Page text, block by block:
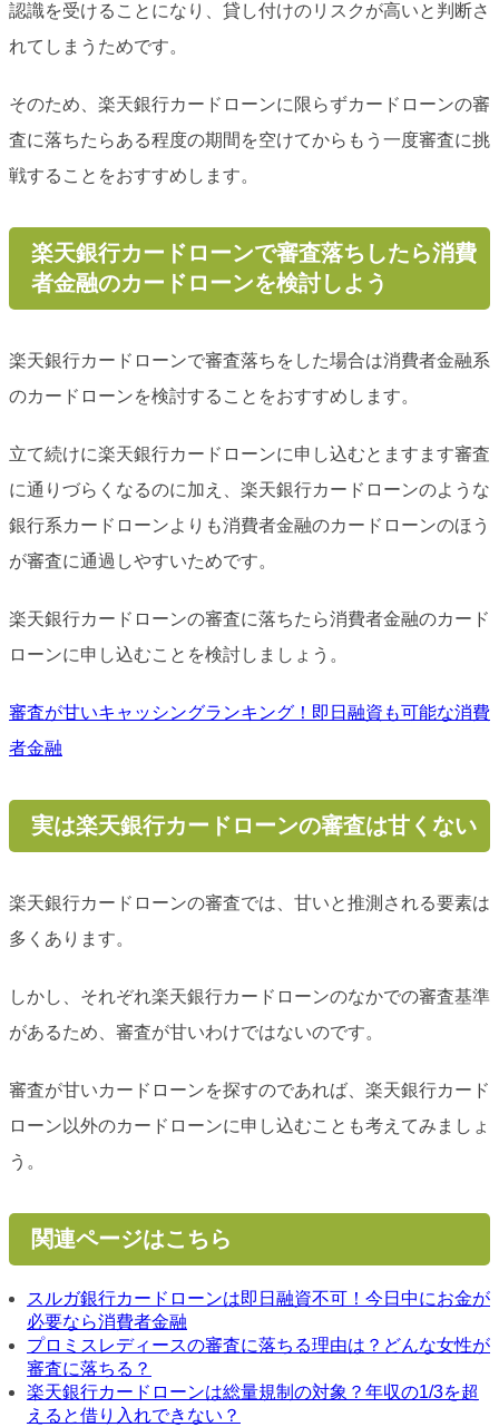
認識を受けることになり、貸し付けのリスクが高いと判断さ
れてしまうためです。
そのため、楽天銀行カードローンに限らずカードローンの審
査に落ちたらある程度の期間を空けてからもう一度審査に挑
戦することをおすすめします。
楽天銀行カードローンで審査落ちしたら消費
者金融のカードローンを検討しよう
楽天銀行カードローンで審査落ちをした場合は消費者金融系
のカードローンを検討することをおすすめします。
立て続けに楽天銀行カードローンに申し込むとますます審査
に通りづらくなるのに加え、楽天銀行カードローンのような
銀行系カードローンよりも消費者金融のカードローンのほう
が審査に通過しやすいためです。
楽天銀行カードローンの審査に落ちたら消費者金融のカード
ローンに申し込むことを検討しましょう。
審査が甘いキャッシングランキング！即日融資も可能な消費
者金融
実は楽天銀行カードローンの審査は甘くない
楽天銀行カードローンの審査では、甘いと推測される要素は
多くあります。
しかし、それぞれ楽天銀行カードローンのなかでの審査基準
があるため、審査が甘いわけではないのです。
審査が甘いカードローンを探すのであれば、楽天銀行カード
ローン以外のカードローンに申し込むことも考えてみましょ
う。
関連ページはこちら
スルガ銀行カードローンは即日融資不可！今日中にお金が
必要なら消費者金融
プロミスレディースの審査に落ちる理由は？どんな女性が
審査に落ちる？
楽天銀行カードローンは総量規制の対象？年収の1/3を超
えると借り入れできない？